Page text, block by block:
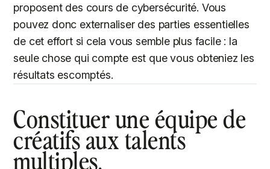
proposent des cours de cybersécurité. Vous
pouvez donc externaliser des parties essentielles
de cet effort si cela vous semble plus facile : la
seule chose qui compte est que vous obteniez les
résultats escomptés.
Constituer une équipe de
créatifs aux talents
multiples.